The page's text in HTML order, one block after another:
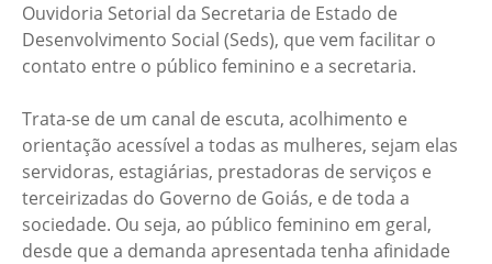
Ouvidoria Setorial da Secretaria de Estado de
Desenvolvimento Social (Seds), que vem facilitar o
contato entre o público feminino e a secretaria.
Trata-se de um canal de escuta, acolhimento e
orientação acessível a todas as mulheres, sejam elas
servidoras, estagiárias, prestadoras de serviços e
terceirizadas do Governo de Goiás, e de toda a
sociedade. Ou seja, ao público feminino em geral,
desde que a demanda apresentada tenha afinidade